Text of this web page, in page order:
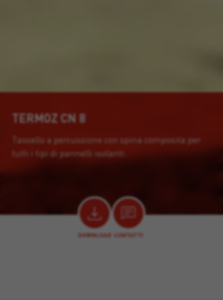
TERMOZ CN 8
Tassello a percussione con spina composita per
tutti i tipi di pannelli isolanti.
DOWNLOAD CONTATTI